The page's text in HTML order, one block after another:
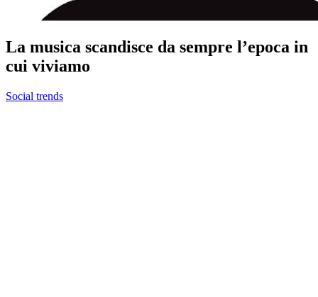
La musica scandisce da sempre l’epoca in
cui viviamo
Social trends